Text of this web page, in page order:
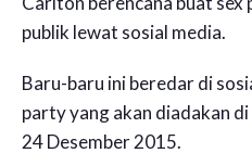
publik lewat sosial media.
Baru-baru ini beredar di
party yang akan diadakan
24 Desember 2015.